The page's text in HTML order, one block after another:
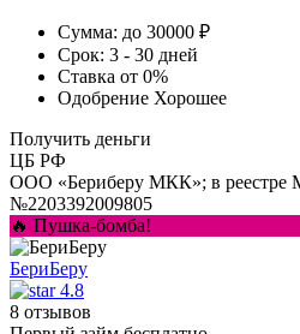
Сумма: до 30000 ₽
Срок: 3 - 30 дней
Ставка от 0%
Одобрение Хорошее
Получить деньги
ЦБ РФ
ООО «Бериберу МКК»; в
№2203392009805
🔥 Пушка-бомба!
БериБеру
4.8
8 отзывов